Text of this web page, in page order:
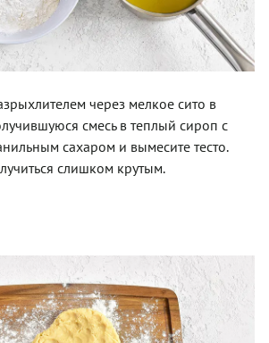
через мелкое сито в
смесь в теплый сироп с
сахаром и вымесите тесто.
слишком крутым.